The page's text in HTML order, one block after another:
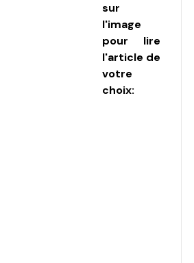
sur
l'image
pour lire
l'article de
votre
choix: